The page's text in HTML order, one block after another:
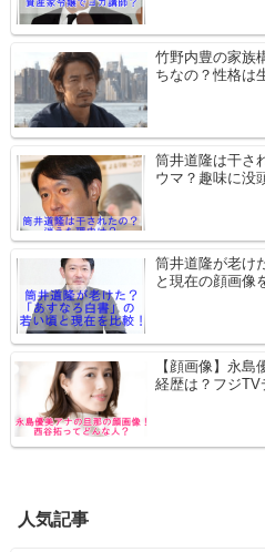
竹野内豊の家族
ちなの？性格は
筒井道隆は干さ
ウマ？趣味に没
筒井道隆が老け
と現在の顔画像
【顔画像】永
経歴は？フジTV
人気記事